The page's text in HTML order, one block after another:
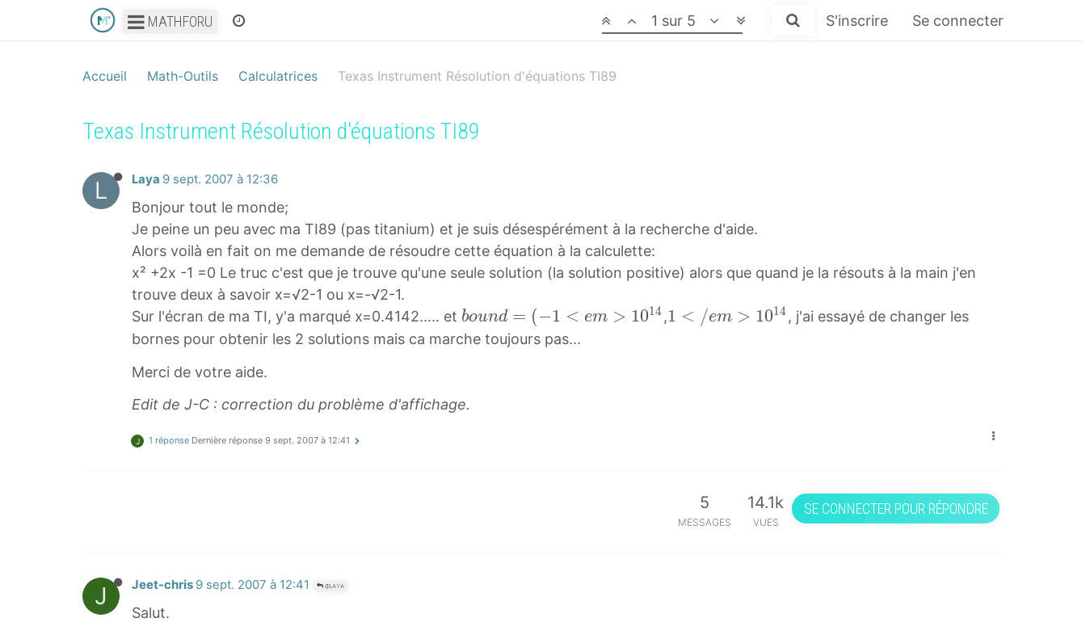
MATHFORU S'inscrire Se connecter
1 sur 5
Accueil Math-Outils Calculatrices Texas Instrument Résolution d'équations TI89
Texas Instrument Résolution d'équations TI89
L Laya 9 sept. 2007 à 12:36
Bonjour tout le monde;
Je peine un peu avec ma TI89 (pas titanium) et je suis désespérément à la recherche d'aide.
Alors voilà en fait on me demande de résoudre cette équation à la calculette:
x² +2x -1 =0 Le truc c'est que je trouve qu'une seule solution (la solution positive) alors que quand je la résouts à la main j'en
trouve deux à savoir x=√2-1 ou x=-√2-1.
Sur l'écran de ma TI, y'a marqué x=0.4142..... et b
o
d
bound = (−1 < em > 1014 ,1
1 < /em > 1014 , j'ai essayé de changer les
bornes pour obtenir les 2 solutions mais ca marche toujours pas...
Merci de votre aide.
Edit de J-C : correction du problème d'affichage.
J 1 réponse Dernière réponse 9 sept. 2007 à 12:41
5
MESSAGES
14.1k
VUES
SE CONNECTER POUR RÉPONDRE
J Jeet-chris 9 sept. 2007 à 12:41 @LAYA
Salut.